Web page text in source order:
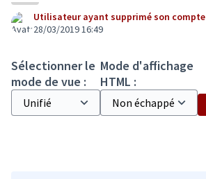
Utilisateur ayant supprimé son compte
28/03/2019 16:49
Sélectionner le
mode de vue :
Mode d'affichage
HTML :